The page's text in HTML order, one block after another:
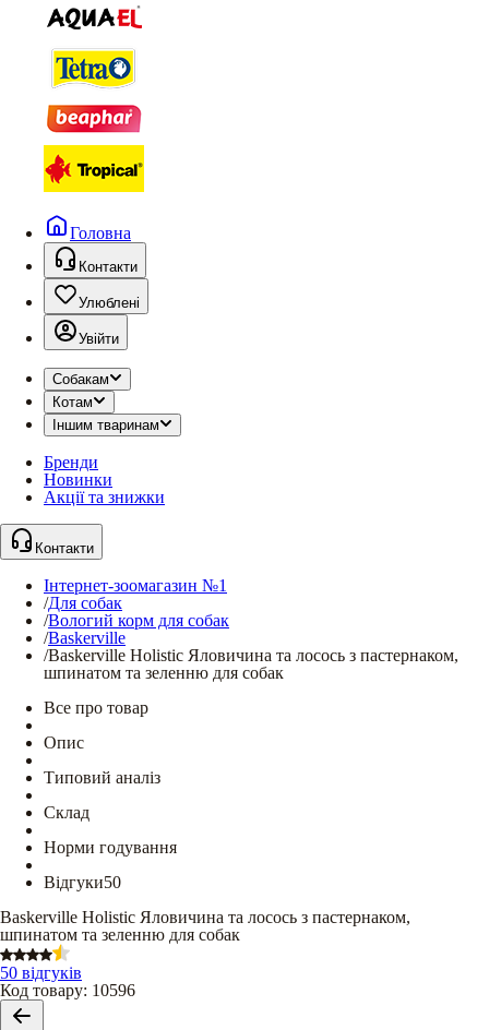
Головна
Контакти
Улюблені
Увійти
Собакам
Котам
Іншим тваринам
Бренди
Новинки
Акції та знижки
Контакти
Інтернет-зоомагазин №1
/Для собак
/Вологий корм для собак
/Baskerville
/Baskerville Holistic Яловичина та лосось з пастернаком,
шпинатом та зеленню для собак
Все про товар
Опис
Типовий аналіз
Склад
Норми годування
Відгуки50
Baskerville Holistic Яловичина та лосось з пастернаком,
шпинатом та зеленню для собак
50 відгуків
Код товару: 10596